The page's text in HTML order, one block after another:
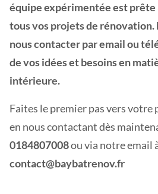
équipe expérimentée est prête
tous vos projets de rénovation.
nous contacter par email ou
de vos idées et besoins en
intérieure.
Faites le premier pas vers
en nous contactant dès
0184807008ou via notre email
contact@baybatrenov.fr